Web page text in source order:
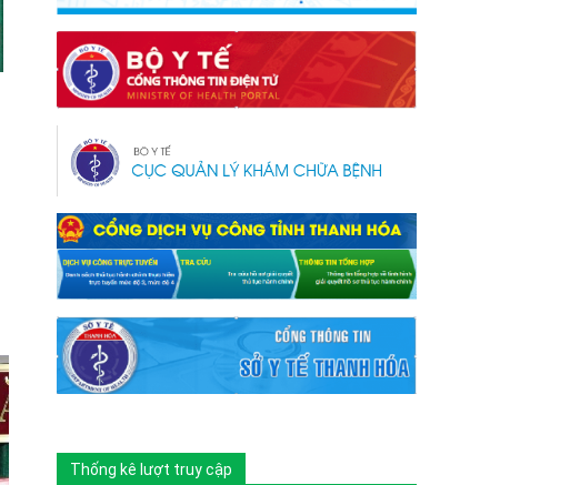
Thống kê lượt truy cập